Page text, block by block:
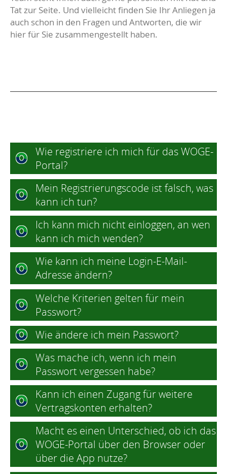
Tat zur Seite. Und vielleicht finden Sie Ihr Anliegen ja
auch schon in den Fragen und Antworten, die wir
hier für Sie zusammengestellt haben.
Wie registriere ich mich für das WOGE-
Portal?
Mein Registrierungscode ist falsch, was
kann ich tun?
Ich kann mich nicht einloggen, an wen
kann ich mich wenden?
Wie kann ich meine Login-E-Mail-
Adresse ändern?
Welche Kriterien gelten für mein
Passwort?
Wie ändere ich mein Passwort?
Was mache ich, wenn ich mein
Passwort vergessen habe?
Kann ich einen Zugang für weitere
Vertragskonten erhalten?
Macht es einen Unterschied, ob ich das
WOGE-Portal über den Browser oder
über die App nutze?